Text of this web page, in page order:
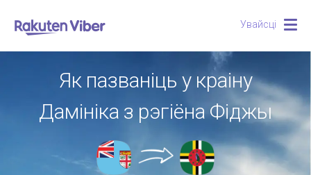
Увайсці
Як пазваніць у краіну
Дамініка з рэгіёна Фіджы